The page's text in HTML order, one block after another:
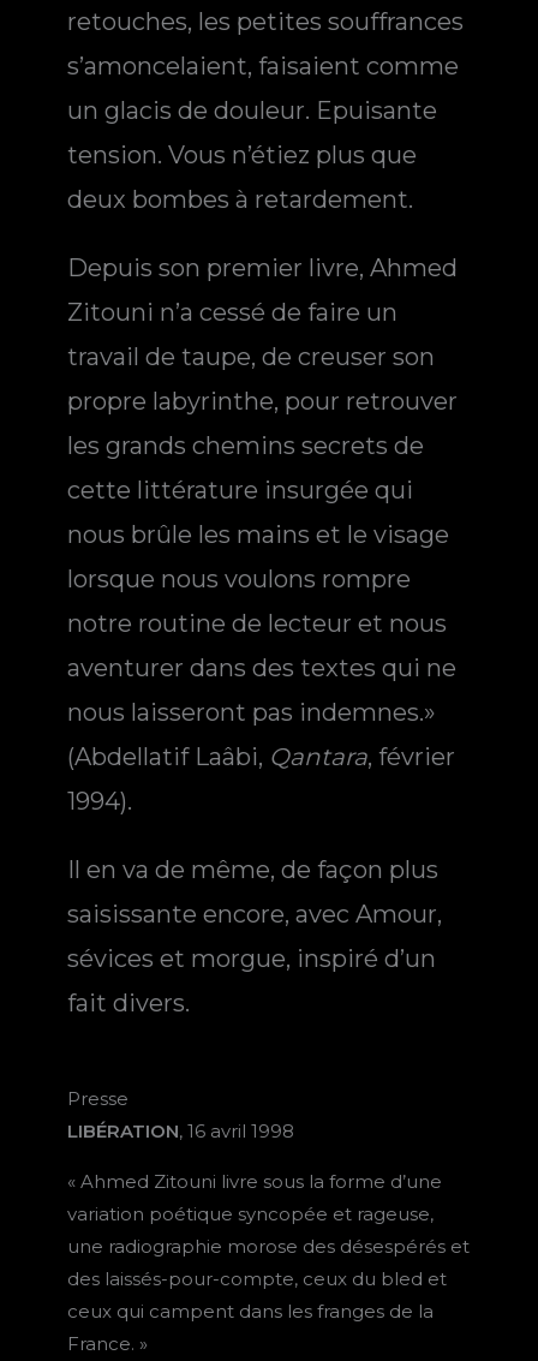
retouches, les petites souffrances
s’amoncelaient, faisaient comme
un glacis de douleur. Epuisante
tension. Vous n’étiez plus que
deux bombes à retardement.
Depuis son premier livre, Ahmed
Zitouni n’a cessé de faire un
travail de taupe, de creuser son
propre labyrinthe, pour retrouver
les grands chemins secrets de
cette littérature insurgée qui
nous brûle les mains et le visage
lorsque nous voulons rompre
notre routine de lecteur et nous
aventurer dans des textes qui ne
nous laisseront pas indemnes.»
(Abdellatif Laâbi, Qantara, février
1994).
Il en va de même, de façon plus
saisissante encore, avec Amour,
sévices et morgue, inspiré d’un
fait divers.
Presse
LIBÉRATION, 16 avril 1998
« Ahmed Zitouni livre sous la forme d’une
variation poétique syncopée et rageuse,
une radiographie morose des désespérés et
des laissés-pour-compte, ceux du bled et
ceux qui campent dans les franges de la
France. »